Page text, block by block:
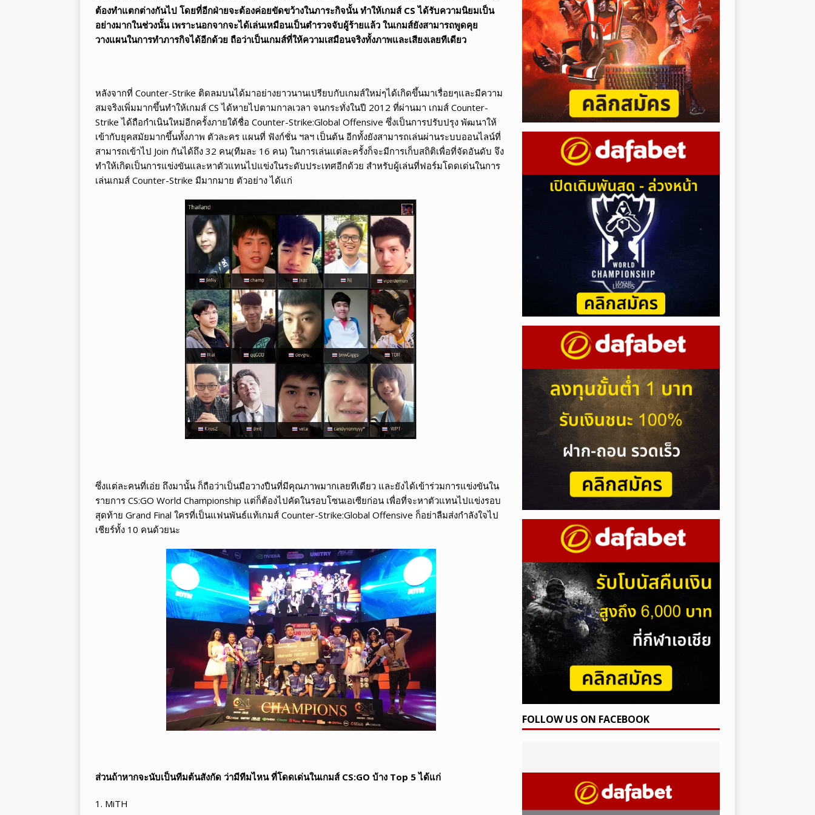
ต้องทำแตกต่างกันไป โดยที่อีกฝ่ายจะต้องค่อยขัดขว้างในภาระกิจนั้น ทำให้เกมส์ CS ได้รับความนิยมเป็น
อย่างมากในช่วงนั้น เพราะนอกจากจะได้เล่นเหมือนเป็นตำรวจจับผู้ร้ายแล้ว ในเกมส์ยังสามารถพูดคุย
วางแผนในการทำภารกิจได้อีกด้วย ถือว่าเป็นเกมส์ที่ให้ความเสมือนจริงทั้งภาพและเสียงเลยทีเดียว
หลังจากที่ Counter-Strike ติดลมบนได้มาอย่างยาวนานเปรียบกับเกมส์ใหม่ๆได้เกิดขึ้นมาเรื่อยๆและมีความ
สมจริงเพิ่มมากขึ้นทำให้เกมส์ CS ได้หายไปตามกาลเวลา จนกระทั่งในปี 2012 ที่ผ่านมา เกมส์ Counter-
Strike ได้ถือกำเนินใหม่อีกครั้งภายใต้ชื่อ Counter-Strike:Global Offensive ซึ่งเป็นการปรับปรุง พัฒนาให้
เข้ากับยุคสมัยมากขึ้นทั้งภาพ ตัวละคร แผนที่ ฟังก์ชั่น ฯลฯ เป็นต้น อีกทั้งยังสามารถเล่นผ่านระบบออนไลน์ที่
สามารถเข้าไป Join กันได้ถึง 32 คน(ทีมละ 16 คน) ในการเล่นแต่ละครั้งก็จะมีการเก็บสถิติเพื่อที่จัดอันดับ จึง
ทำให้เกิดเป็นการแข่งขันและหาตัวแทนไปแข่งในระดับประเทศอีกด้วย สำหรับผู้เล่นที่ฟอร์มโดดเด่นในการ
เล่นเกมส์ Counter-Strike มีมากมาย ตัวอย่าง ได้แก่
ซึ่งแต่ละคนที่เอ่ย ถึงมานั้น ก็ถือว่าเป็นมือวางปืนที่มีคุณภาพมากเลยทีเดียว และยังได้เข้าร่วมการแข่งขันใน
รายการ CS:GO World Championship แต่ก็ต้องไปคัดในรอบโซนเอเซียก่อน เพื่อที่จะหาตัวแทนไปแข่งรอบ
สุดท้าย Grand Final ใครที่เป็นแฟนพันธ์แท้เกมส์ Counter-Strike:Global Offensive ก็อย่าลืมส่งกำลังใจไป
เชียร์ทั้ง 10 คนด้วยนะ
ส่วนถ้าหากจะนับเป็นทีมต้นสังกัด ว่ามีทีมไหน ที่โดดเด่นในเกมส์ CS:GO บ้าง Top 5 ได้แก่
1. MiTH
FOLLOW US ON FACEBOOK